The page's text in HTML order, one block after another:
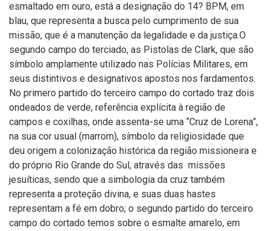
esmaltado em ouro, está a designação do 14? BPM, em
blau, que representa a busca pelo cumprimento de sua
missão, que é a manutenção da legalidade e da justiça.O
segundo campo do terciado, as Pistolas de Clark, que são
símbolo amplamente utilizado nas Polícias Militares, em
seus distintivos e designativos apostos nos fardamentos.
No primero partido do terceiro campo do cortado traz dois
ondeados de verde, referência explícita à região de
campos e coxilhas, onde assenta-se uma “Cruz de Lorena”,
na sua cor usual (marrom), símbolo da religiosidade que
deu origem a colonização histórica da região missioneira e
do próprio Rio Grande do Sul, através das missões
jesuíticas, sendo que a simbologia da cruz também
representa a proteção divina, e suas duas hastes
representam a fé em dobro; o segundo partido do terceiro
campo do cortado temos sobre o esmalte amarelo, em